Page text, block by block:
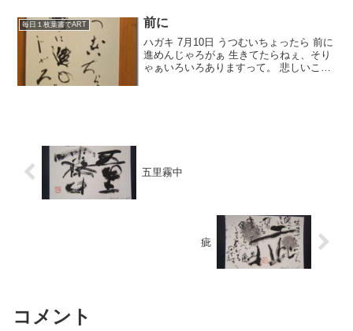
技にしても...
毎日１枚葉書でART 前に
ハガキ 7月10日 うつむいちょったら 前に
進めんじゃろがぁ 生きてたらねぇ、そり
ゃぁいろいろありますって。 悲しいこと
五里霧中
疵
コメント